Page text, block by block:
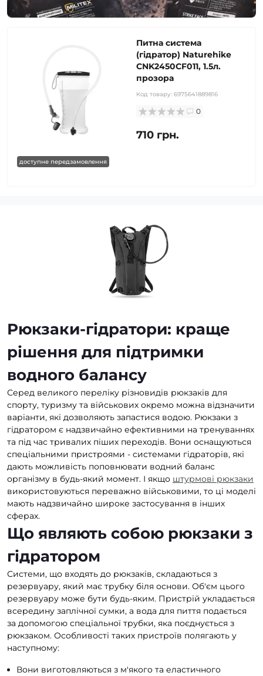
доступне передзамовлення
Питна система
(гідратор) Naturehike
CNK2450CF011, 1.5л.
прозора
Код товару: 6975641889816
0
710 грн.
Рюкзаки-гідратори: краще
рішення для підтримки
водного балансу
Серед великого переліку різновидів рюкзаків для
спорту, туризму та військових окремо можна відзначити
варіанти, які дозволяють запастися водою. Рюкзаки з
гідратором є надзвичайно ефективними на тренуваннях
та під час тривалих піших переходів. Вони оснащуються
спеціальними пристроями - системами гідраторів, які
дають можливість поповнювати водний баланс
організму в будь-який момент. І якщо штурмові рюкзаки
використовуються переважно військовими, то ці моделі
мають надзвичайно широке застосування в інших
сферах.
Що являють собою рюкзаки з
гідратором
Системи, що входять до рюкзаків, складаються з
резервуару, який має трубку біля основи. Об'єм цього
резервуару може бути будь-яким. Пристрій укладається
всередину заплічної сумки, а вода для пиття подається
за допомогою спеціальної трубки, яка поєднується з
рюкзаком. Особливості таких пристроїв полягають у
наступному:
Вони виготовляються з м'якого та еластичного